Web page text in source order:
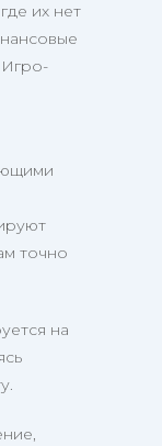
их нет
точно
на